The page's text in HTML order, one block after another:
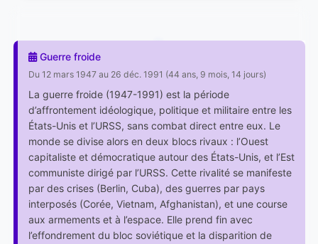
Guerre froide
Du 12 mars 1947 au 26 déc. 1991 (44 ans, 9 mois, 14 jours)
La guerre froide (1947-1991) est la période
d’affrontement idéologique, politique et militaire entre les
États-Unis et l’URSS, sans combat direct entre eux. Le
monde se divise alors en deux blocs rivaux : l’Ouest
capitaliste et démocratique autour des États-Unis, et l’Est
communiste dirigé par l’URSS. Cette rivalité se manifeste
par des crises (Berlin, Cuba), des guerres par pays
interposés (Corée, Vietnam, Afghanistan), et une course
aux armements et à l’espace. Elle prend fin avec
l’effondrement du bloc soviétique et la disparition de